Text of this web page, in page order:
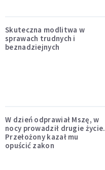
Skuteczna modlitwa w
sprawach trudnych i
beznadziejnych
W dzień odprawiał Mszę, w
nocy prowadził drugie życie.
Przełożony kazał mu
opuścić zakon